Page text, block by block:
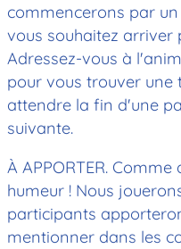
commencerons par un
vous souhaitez arriver
Adressez-vous à
pour vous trouver une
attendre la fin d'une
suivante.
À APPORTER.
humeur ! Nous
participants
mentionner dans les